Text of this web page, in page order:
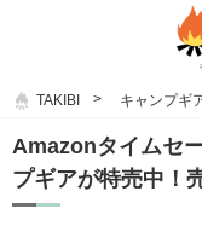
TAKIBI キャンプギ
Amazonタイムセ
プギアが特売中！